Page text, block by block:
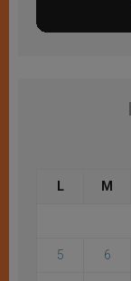
L M
5 6